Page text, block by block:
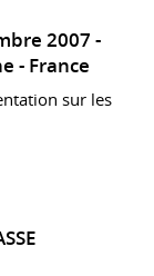
2007
France
sur les